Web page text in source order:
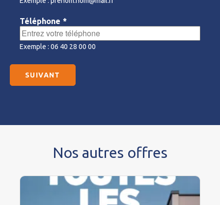
Téléphone *
Exemple : 06 40 28 00 00
Nos autres offres